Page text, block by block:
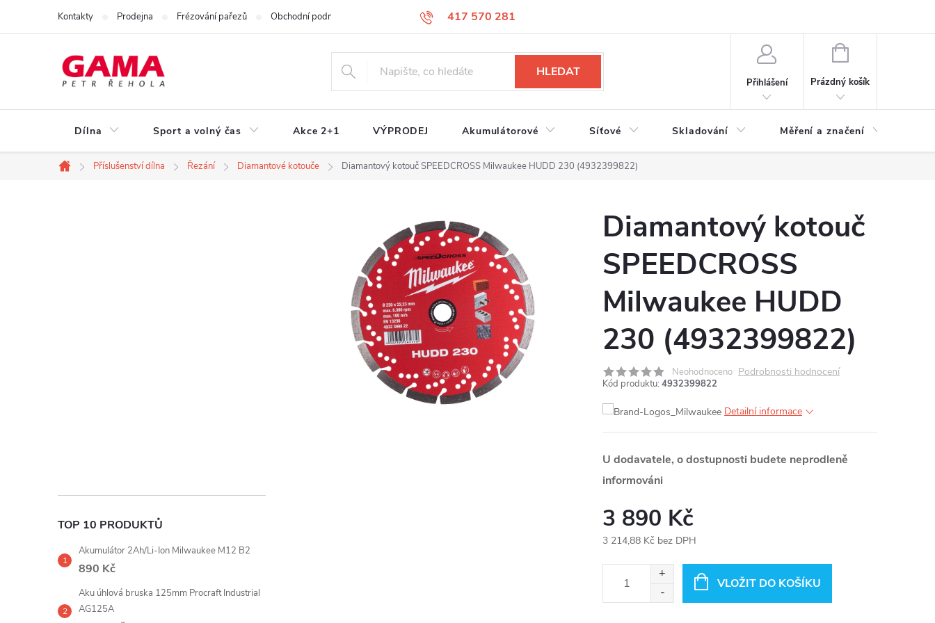
417 570 281
Kontakty Prodejna Frézování pařezů Obchodní podmínky Podmínky ochrany osobních údajů
HLEDAT
Přihlášení
NÁKUPNÍ
Prázdný košík
Dílna Sport a volný čas Akce 2+1 VÝPRODEJ Akumulátorové Síťové Skladování Měření a značení
Domů
Příslušenství dílna Řezání Diamantové kotouče Diamantový kotouč SPEEDCROSS Milwaukee HUDD 230 (4932399822)
í
p
a
n
TOP 10 PRODUKTŮ
Akumulátor 2Ah/Li-Ion Milwaukee M12 B2
890 Kč
Aku úhlová bruska 125mm Procraft Industrial
AG125A
Diamantový kotouč
SPEEDCROSS
Milwaukee HUDD
230 (4932399822)
Neohodnoceno Podrobnosti hodnocení
Kód produktu: 4932399822
Detailní informace
U dodavatele, o dostupnosti budete neprodleně
informováni
3 890 Kč
3 214,88 Kč bez DPH
VLOŽIT DO KOŠÍKU